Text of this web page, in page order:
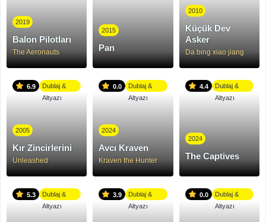
2019
Balon Pilotları
The Aeronauts
2015
Pan
2010
Küçük Dev
Asker
Da bing xiao jiang
6.9
Dublaj &
Altyazı
2005
Kır Zincirlerini
Unleashed
0.0
Dublaj &
Altyazı
2024
Avcı Kraven
Kraven the Hunter
4.4
Dublaj &
Altyazı
2024
The Captives
5.3
Dublaj &
Altyazı
3.9
Dublaj &
Altyazı
0.0
Dublaj &
Altyazı